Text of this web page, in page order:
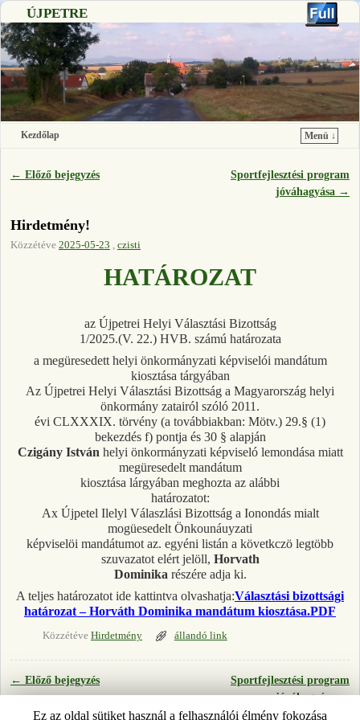
ÚJPETRE
Kezdőlap
Menü ↓
Bejegyzés navigáció
← Előző bejegyzés
Sportfejlesztési program
jóváhagyása →
Hirdetmény!
Közzétéve 2025-05-23 , czisti
HATÁROZAT
az Újpetrei Helyi Választási Bizottság
1/2025.(V. 22.) HVB. számú határozata
a megüresedett helyi önkormányzati képviselói mandátum
kiosztása tárgyában
Az Újpetrei Helyi Választási Bizottság a Magyarország helyi
önkormány zatairól szóló 2011.
évi CLXXXIX. törvény (a továbbiakban: Mötv.) 29.§ (1)
bekezdés f) pontja és 30 § alapján
Czigány István helyi önkormányzati képviseló lemondása miatt
megüresedelt mandátum
kiosztása lárgyában meghozta az alábbi
határozatot:
Ax Újpetel Ilelyl Válaszlási Bizottság a Ionondás mialt
mogüesedelt Önkounáuyzati
képviselöi mandátumot az. egyéni listán a követkczö legtöbb
szuvazatot elért jelöll, Horvath
Dominika részére adja ki.
A teljes határozatot ide kattintva olvashatja:Választási bizottsági
határozat – Horváth Dominika mandátum kiosztása.PDF
Közzétéve Hirdetmény állandó link
Bejegyzés navigáció
← Előző bejegyzés
Sportfejlesztési program
jóváhagyása→
Ez az oldal sütiket használ a felhasználói élmény fokozása